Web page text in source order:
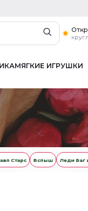
МЯГКИЕ ИГРУШКИ
Старс Вспыш Леди Баг